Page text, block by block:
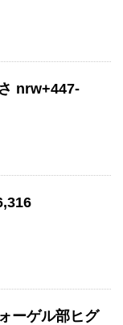
nrw+447-
ーゲル部ヒグ